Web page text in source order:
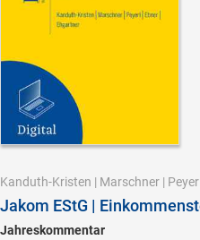
Kanduth-Kristen | Marschner | Peyerl
Jakom EStG |
Jahreskommentar